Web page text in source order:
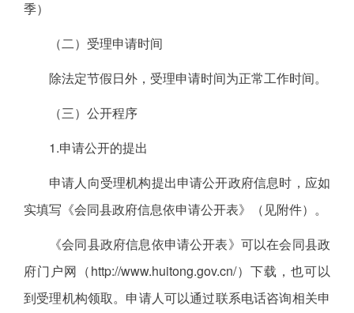
季）
（二）受理申请时间
除法定节假日外，受理申请时间为正常工作时间。
（三）公开程序
1.申请公开的提出
申请人向受理机构提出申请公开政府信息时，应如
实填写《会同县政府信息依申请公开表》（见附件）。
《会同县政府信息依申请公开表》可以在会同县政
府门户网（http://www.huitong.gov.cn/）下载，也可以
到受理机构领取。申请人可以通过联系电话咨询相关申